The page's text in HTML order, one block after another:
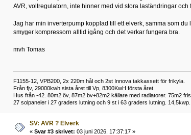
AVR, voltregulatorn, inte hinner med vid stora laständringar
Jag har min inverterpump kopplad till ett elverk, samma som
smyger kompressorn alltid igång och det verkar fungera bra.
mvh Tomas
F1155-12, VPB200, 2x 220m hål och 2st Innova takkassett för frikyla.
Från fjv, 29000kwh sista året till Vp, 8300KwH första året.
Hus från -42. 80m2 öv, 87m2 bv+82m2 källare med radiatorer. 75m2
27 solpaneler i 27 graders lutning och 9 st i 63 graders lutning.
SV: AVR ? Elverk
« Svar #3 skrivet: 03 juni 2026, 17:37:17 »